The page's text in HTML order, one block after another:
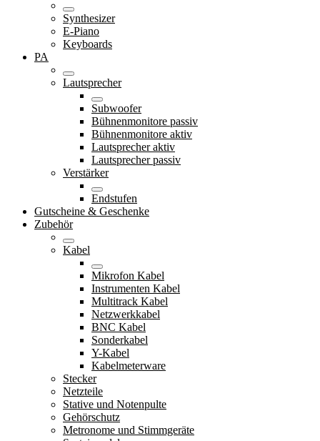
Synthesizer
E-Piano
Keyboards
PA
Lautsprecher
Subwoofer
Bühnenmonitore passiv
Bühnenmonitore aktiv
Lautsprecher aktiv
Lautsprecher passiv
Verstärker
Endstufen
Gutscheine & Geschenke
Zubehör
Kabel
Mikrofon Kabel
Instrumenten Kabel
Multitrack Kabel
Netzwerkkabel
BNC Kabel
Sonderkabel
Y-Kabel
Kabelmeterware
Stecker
Netzteile
Stative und Notenpulte
Gehörschutz
Metronome und Stimmgeräte